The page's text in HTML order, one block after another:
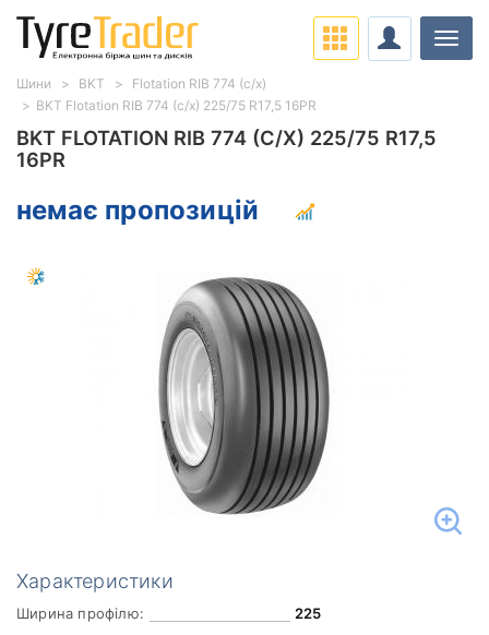
BKT FLOTATION RIB 774 (С/Х) 225/75 R17,5
16PR
немає пропозицій
Характеристики
Ширина профілю:
225
Шини BKT
Flotation RIB 774 (с/х)
BKT Flotation RIB 774 (с/х) 225/75 R17,5 16PR